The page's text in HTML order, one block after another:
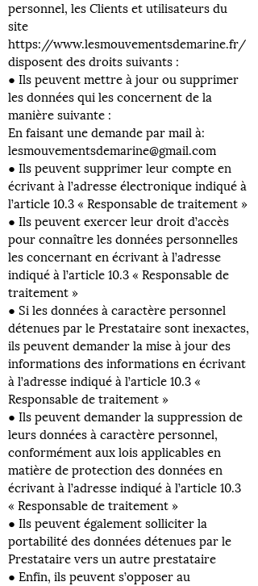
personnel, les Clients et utilisateurs du
site
https://www.lesmouvementsdemarine.fr/
disposent des droits suivants :
● Ils peuvent mettre à jour ou supprimer
les données qui les concernent de la
manière suivante :
En faisant une demande par mail à:
lesmouvementsdemarine@gmail.com
● Ils peuvent supprimer leur compte en
écrivant à l’adresse électronique indiqué à
l’article 10.3 « Responsable de traitement »
● Ils peuvent exercer leur droit d’accès
pour connaître les données personnelles
les concernant en écrivant à l’adresse
indiqué à l’article 10.3 « Responsable de
traitement »
● Si les données à caractère personnel
détenues par le Prestataire sont inexactes,
ils peuvent demander la mise à jour des
informations des informations en écrivant
à l’adresse indiqué à l’article 10.3 «
Responsable de traitement »
● Ils peuvent demander la suppression de
leurs données à caractère personnel,
conformément aux lois applicables en
matière de protection des données en
écrivant à l’adresse indiqué à l’article 10.3
« Responsable de traitement »
● Ils peuvent également solliciter la
portabilité des données détenues par le
Prestataire vers un autre prestataire
● Enfin, ils peuvent s’opposer au